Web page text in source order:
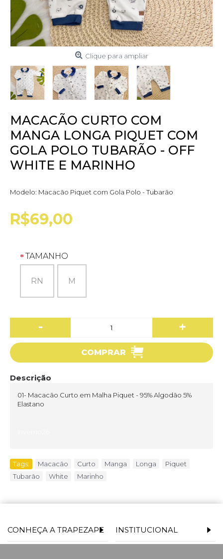
Clique para ampliar
MACACÃO CURTO COM
MANGA LONGA PIQUET COM
GOLA POLO TUBARÃO - OFF
WHITE E MARINHO
Modelo: Macacão Piquet com Gola Polo - Tubarão
R$69,00
TAMANHO
RN M
- +
COMPRAR
Descrição
01- Macacão Curto em Malha Piquet - 95% Algodão 5%
Elastano
Tags: Macacão Curto Manga Longa Piquet
Tubarão
White Marinho
CONHEÇA A TRAPEZAPE INSTITUCIONAL